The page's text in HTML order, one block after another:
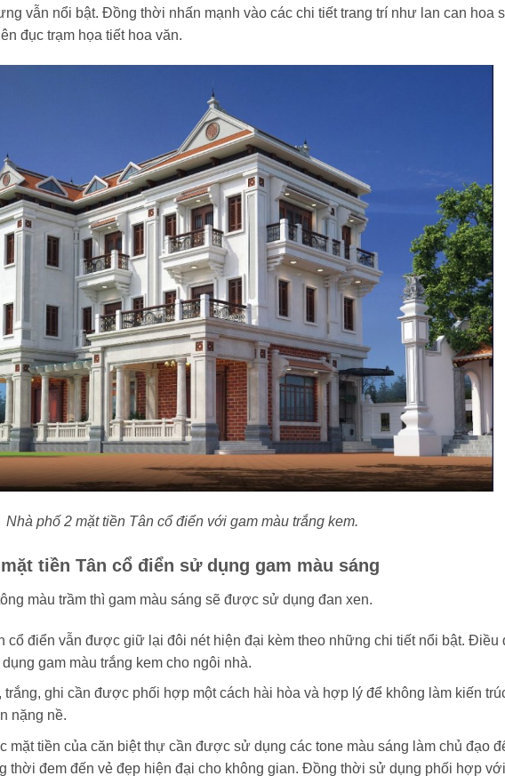
vẫn nổi bật. Đồng thời nhấn mạnh vào các chi tiết trang trí như lan can hoa
đục trạm họa tiết hoa văn.
Nhà phố 2 mặt tiền Tân cổ điển với gam màu trắng kem.
tiền Tân cổ điển sử dụng gam màu sáng
màu trầm thì gam màu sáng sẽ được sử dụng đan xen.
cổ điển vẫn được giữ lại đôi nét hiện đại kèm theo những chi tiết nổi bật. Điều
gam màu trắng kem cho ngôi nhà.
ghi cần được phối hợp một cách hài hòa và hợp lý để không làm kiến
nặng nề.
mặt tiền của căn biệt thự cần được sử dụng các tone màu sáng làm chủ đạo
thời đem đến vẻ đẹp hiện đại cho không gian. Đồng thời sử dụng phối hợp với